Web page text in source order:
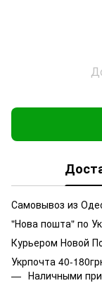
Самовывоз из
"Нова пошта" по
Курьером Новой
Укрпочта 40-
Наличными